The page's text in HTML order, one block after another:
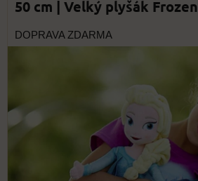
50 cm | Velký plyšák Frozen
DOPRAVA ZDARMA